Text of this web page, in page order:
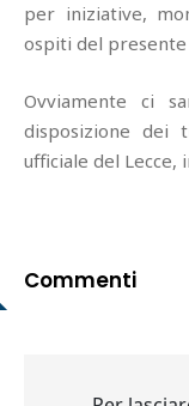
per iniziative,
ospiti del presente
Ovviamente ci
disposizione dei
ufficiale del Lecce,
Commenti